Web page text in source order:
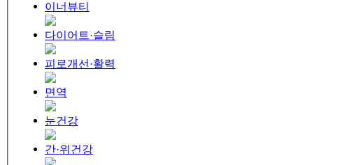
이너뷰티
다이어트·슬림
피로개선·활력
면역
눈건강
간·위건강